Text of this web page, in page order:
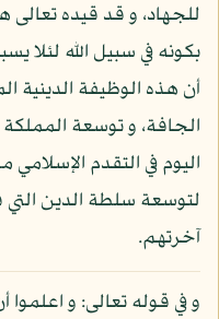
للجهاد، و قد قيده
بكونه في سبيل الله لئلا
أن هذه الوظيفة الدينية
الجافة، و توسعة
اليوم في التقدم
لتوسعة سلطة الدين التي
آخرتهم.
و في قوله تعالى: و